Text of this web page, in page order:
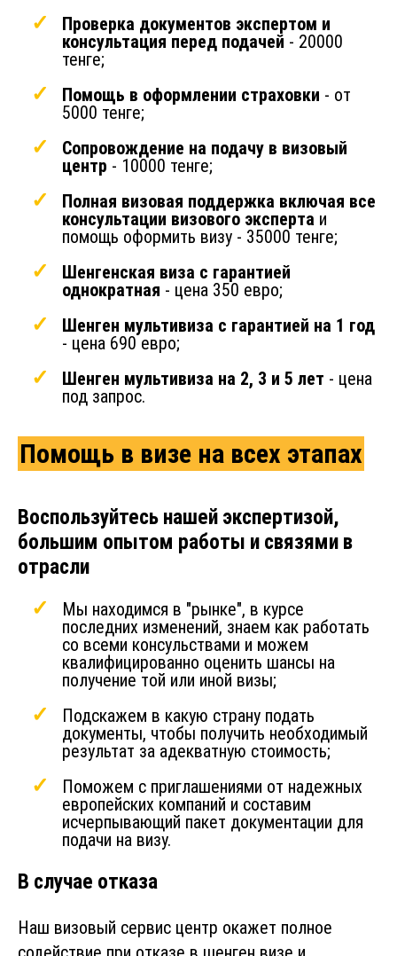
Проверка документов экспертом и
консультация перед подачей - 20000
тенге;
Помощь в оформлении страховки - от
5000 тенге;
Сопровождение на подачу в визовый
центр - 10000 тенге;
Полная визовая поддержка включая все
консультации визового эксперта и
помощь оформить визу - 35000 тенге;
Шенгенская виза с гарантией
однократная - цена 350 евро;
Шенген мультивиза с гарантией на 1 год
- цена 690 евро;
Шенген мультивиза на 2, 3 и 5 лет - цена
под запрос.
Помощь в визе на всех этапах
Воспользуйтесь нашей экспертизой,
большим опытом работы и связями в
отрасли
Мы находимся в "рынке", в курсе
последних изменений, знаем как работать
со всеми консульствами и можем
квалифицированно оценить шансы на
получение той или иной визы;
Подскажем в какую страну подать
документы, чтобы получить необходимый
результат за адекватную стоимость;
Поможем с приглашениями от надежных
европейских компаний и составим
исчерпывающий пакет документации для
подачи на визу.
В случае отказа
Наш визовый сервис центр окажет полное